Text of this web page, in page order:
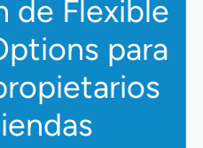
de Flexible
para